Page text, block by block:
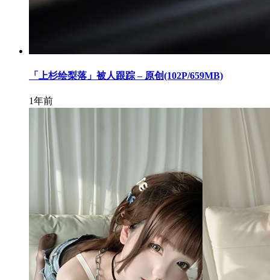
「上杉绘梨落」被人跟踪 – 原创(102P/659MB)
1年前